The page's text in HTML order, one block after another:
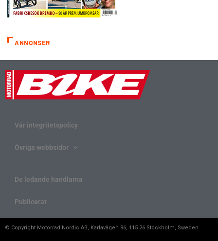
ANNONSER
Vår integritetspolicy
Övriga webbsidor
De ledande handlarna
Publicerat
© Copyright Motorrad Nordic AB, Karlavägen 96, 115 26 Stockholm, Sweden